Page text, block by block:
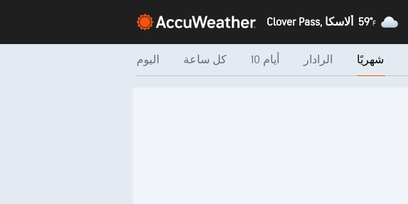
Clover Pass, ألاسكا 59°F
اليوم كل ساعة 10 أيام الرادار شهريًا